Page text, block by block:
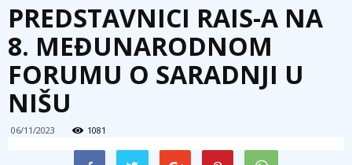
PREDSTAVNICI RAIS-A NA
8. MEĐUNARODNOM
FORUMU O SARADNJI U
NIŠU
06/11/2023 1081